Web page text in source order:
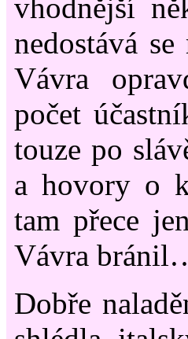
vhodnější
nedostává
Vávra
počet
touze po
a hovory o
tam přece
Vávra
Dobře